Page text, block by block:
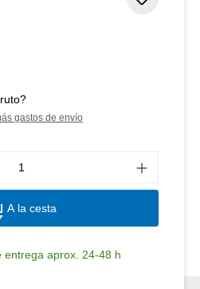
gastos de envío
A la cesta
entrega aprox. 24-48 h